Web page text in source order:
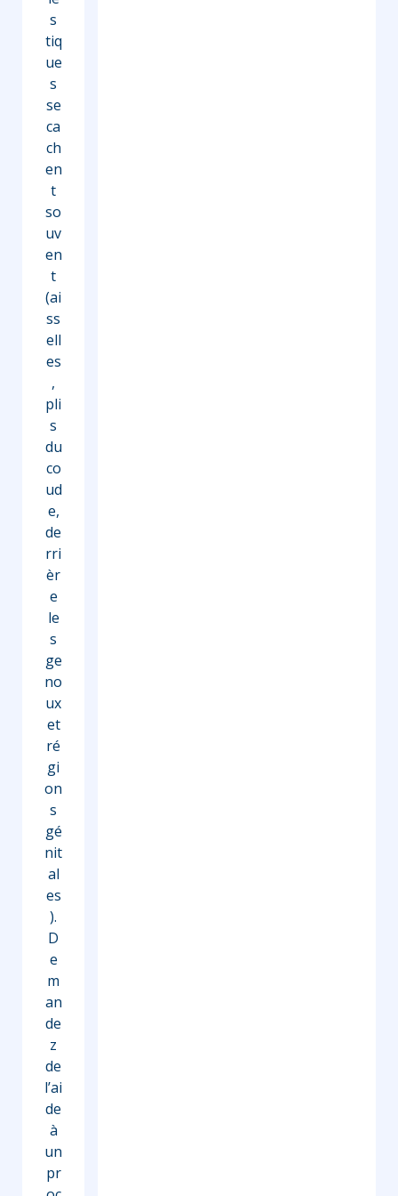
s
tiq
ue
s
se
ca
ch
en
t
so
uv
en
t
(ai
ss
ell
es
,
pli
s
du
co
ud
e,
de
rri
èr
e
le
s
ge
no
ux
et
ré
gi
on
s
gé
nit
al
es
).
D
e
m
an
de
z
de
l’ai
de
à
un
pr